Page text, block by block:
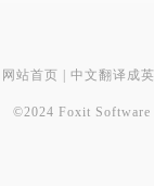
网站首页 中文翻译成
©2024 Foxit Software